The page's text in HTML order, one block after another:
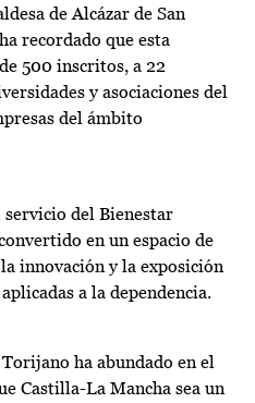
de Alcázar de San
recordado que esta
500 inscritos, a 22
y asociaciones del
del ámbito
servicio del Bienestar
en un espacio de
innovación y la exposición
a la dependencia.
ha abundado en el
Castilla-La Mancha sea un